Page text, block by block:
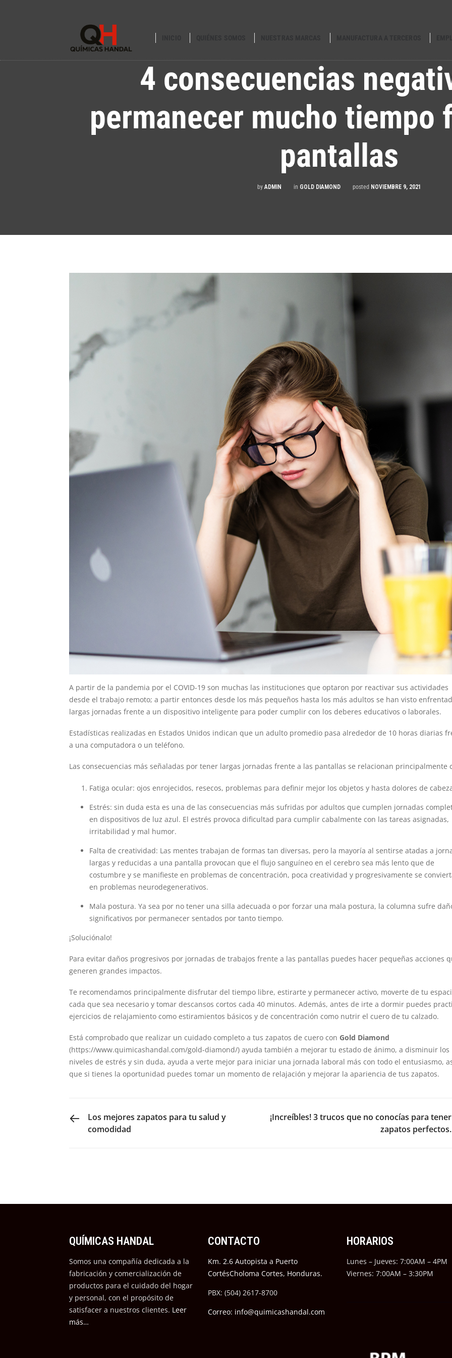
4 consecuencias
permanecer mucho tiempo
pantallas
by ADMIN in GOLD DIAMOND posted NOVIEMBRE 9, 2021
A partir de la pandemia por el COVID-19 son muchas las instituciones que optaron por reactivar sus actividades
desde el trabajo remoto; a partir entonces desde los más pequeños hasta los más adultos se han visto
largas jornadas frente a un dispositivo inteligente para poder cumplir con los deberes educativos o laborales.
Estadísticas realizadas en Estados Unidos indican que un adulto promedio pasa alrededor de 10 horas diarias
a una computadora o un teléfono.
Las consecuencias más señaladas por tener largas jornadas frente a las pantallas se relacionan principalmente
Fatiga ocular: ojos enrojecidos, resecos, problemas para definir mejor los objetos y hasta dolores de
Estrés: sin duda esta es una de las consecuencias más sufridas por adultos que cumplen jornadas
en dispositivos de luz azul. El estrés provoca dificultad para cumplir cabalmente con las tareas asignadas,
irritabilidad y mal humor.
Falta de creatividad: Las mentes trabajan de formas tan diversas, pero la mayoría al sentirse atadas a
largas y reducidas a una pantalla provocan que el flujo sanguíneo en el cerebro sea más lento que de
costumbre y se manifieste en problemas de concentración, poca creatividad y progresivamente se
en problemas neurodegenerativos.
Mala postura. Ya sea por no tener una silla adecuada o por forzar una mala postura, la columna sufre
significativos por permanecer sentados por tanto tiempo.
¡Soluciónalo!
Para evitar daños progresivos por jornadas de trabajos frente a las pantallas puedes hacer pequeñas acciones
generen grandes impactos.
Te recomendamos principalmente disfrutar del tiempo libre, estirarte y permanecer activo, moverte de tu
cada que sea necesario y tomar descansos cortos cada 40 minutos. Además, antes de irte a dormir puedes
ejercicios de relajamiento como estiramientos básicos y de concentración como nutrir el cuero de tu calzado.
Está comprobado que realizar un cuidado completo a tus zapatos de cuero con Gold Diamond
(https://www.quimicashandal.com/gold-diamond/) ayuda también a mejorar tu estado de ánimo, a disminuir los
niveles de estrés y sin duda, ayuda a verte mejor para iniciar una jornada laboral más con todo el entusiasmo,
que si tienes la oportunidad puedes tomar un momento de relajación y mejorar la apariencia de tus zapatos.
PREVIOUS POST
Los mejores zapatos para tu salud y
comodidad
¡Increíbles! 3 trucos que no conocías para tener
zapatos perfectos.
QUÍMICAS HANDAL
Somos una compañía dedicada a la
fabricación y comercialización de
productos para el cuidado del hogar
y personal, con el propósito de
satisfacer a nuestros clientes. Leer
más…
CONTACTO
Km. 2.6 Autopista a Puerto
CortésCholoma Cortes, Honduras.
PBX: (504) 2617-8700
Correo: info@quimicashandal.com
HORARIOS
Lunes – Jueves: 7:00AM – 4PM
Viernes: 7:00AM – 3:30PM